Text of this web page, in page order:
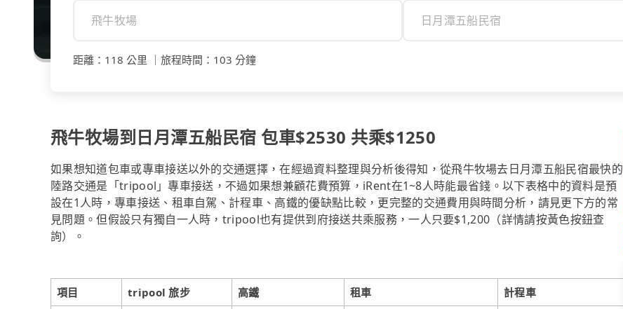
距離 ： 118 公里 旅程時間 ： 103 分鐘
飛牛牧場到日月潭五船民宿 包車$2530 共乘$1250
如果想知道包車或專車接送以外的交通選擇，在經過資料整理與分析後得知，從飛牛牧場去日月潭五船民宿最快的
陸路交通是「tripool」專車接送，不過如果想兼顧花費預算，iRent在1~8人時能最省錢。以下表格中的資料是預
設在1人時，專車接送、租車自駕、計程車、高鐵的優缺點比較，更完整的交通費用與時間分析，請見更下方的常
見問題。但假設只有獨自一人時，tripool也有提供到府接送共乘服務，一人只要$1,200（詳情請按黃色按鈕查
詢）。
項目 tripool 旅步 高鐵 租車
計程車